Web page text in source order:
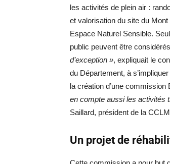
les activités de plein air :
et valorisation du site du
Espace Naturel Sensible.
public peuvent être
d’exception », expliquait le
du Département, à
la création d’une commission
en compte aussi les activités
Saillard, président de la
Un projet de